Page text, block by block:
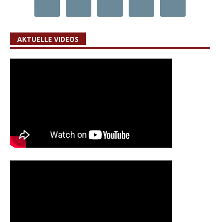
AKTUELLE VIDEOS